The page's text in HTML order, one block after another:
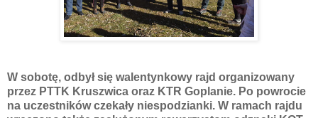
W sobotę, odbył się walentynkowy rajd organizowany
przez PTTK Kruszwica oraz KTR Goplanie. Po powrocie
na uczestników czekały niespodzianki. W ramach rajdu